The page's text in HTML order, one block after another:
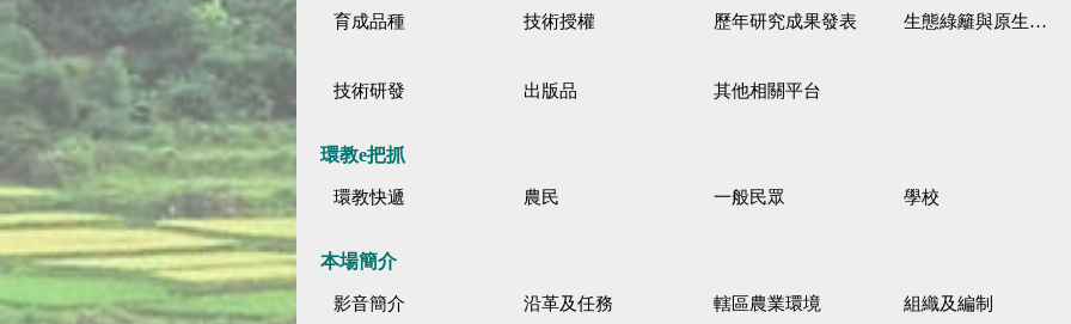
育成品種 技術授權 歷年研究成果發表 生態綠籬與原生野花植生毯
技術研發 出版品 其他相關平台
環教e把抓
環教快遞 農民 一般民眾 學校
本場簡介
影音簡介 沿革及任務 轄區農業環境 組織及編制